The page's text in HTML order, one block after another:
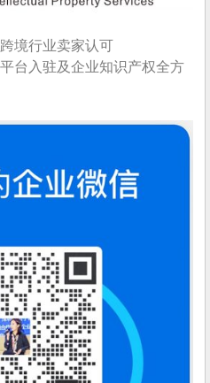
境行业卖家认可
台入驻及企业知识产权全方